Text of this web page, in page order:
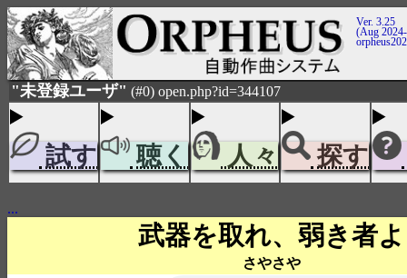
Ver. 3.25
(Aug
"未登録ユーザ" (#0) open.php?id=344107
試す 聴く 人々 探す
...
武器を取れ、弱き者よ
さやさや